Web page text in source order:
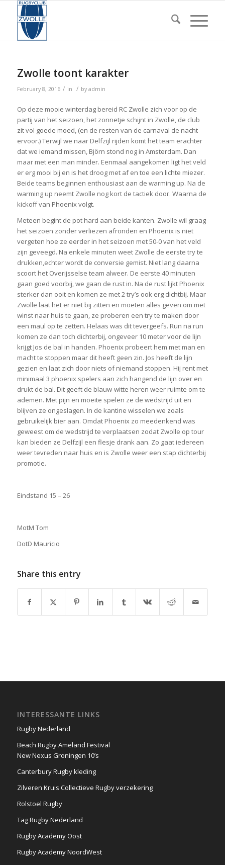
Zwolle toont karakter
February 8, 2016 / in / by admin
Op deze mooie winterdag bereid RC Zwolle zich voor op de
partij van het seizoen, het zonnetje schijnt in Zwolle, de club
zit vol goede moed, (en de resten van de carnaval de nacht
ervoor.) Terwijl we naar Delfzijl rijden komt het team erachter
dat we iemand missen, Björn stond nog in Amsterdam. Dan
maar met een man minder. Eenmaal aangekomen ligt het veld
er erg mooi bij en is het droog met af en toe een lichte miezer.
Beide teams beginnen enthousiast aan de warming up. Na de
warming up neemt Zwolle nog kort de tactiek door. Waarna de
kickoff van Phoenix volgt.
Meteen begint de pot hard aan beide kanten. Zwolle wil graag
het seizoen zonder verliezen afronden en Phoenix is niet
vergeten hoe ze eerder in het seizoen met 50-0 van het veld
zijn geveegd. Na enkele minuten weet Zwolle de eerste try te
drukken,echter wordt de conversie gemist. Niet lang daarna
scoort het Overijsselse team alweer. De eerste 40 minuten
gaan goed voorbij, we gaan de rust in. Na de rust lijkt Phoenix
sterker dan ooit en komen ze met 2 try’s ook erg dichtbij. Maar
Zwolle laat het er niet bij zitten en moeten alles geven om met
winst naar huis te gaan, ze proberen een try te maken door
een maul op te zetten. Helaas was dit tevergeefs. Run na run
komen ze dan toch dichterbij, ongeveer 10 meter voor de lijn
krijgt Jos de bal in handen. Phoenix probeert hem met man en
macht te stoppen maar dit heeft geen zin. Jos heeft de lijn
gezien en laat zich door niets of niemand stoppen. Hij rent met
minimaal 3 phoenix spelers aan zich hangend de lijn over en
drukt de bal. Dit geeft de blauw-witte heren weer ruimte om te
ademen. Met pijn en moeite spelen ze de wedstrijd uit en
blijven ze ongeslagen. In de kantine wisselen we zoals
gebruikelijk bier aan. Omdat Phoenix zo meedenkend was
geweest om de wedstrijd te verplaatsen zodat Zwolle op tour
kan bieden ze Delfzijl een flesje drank aan. Zo gaat iedereen
weer tevreden naar huis en is Zwolle weer een stap dichterbij
promotie.
Eindstand 15 – 26
MotM Tom
DotD Mauricio
Share this entry
INTERESSANTE LINKS
Rugby Nederland
Beach Rugby Ameland Festival
New Nexus Groningen 10’s
Canterbury Rugby kleding
Zilveren Kruis Collectieve Rugby verzekering
Rolstoel Rugby
Tag Rugby Nederland
Rugby Academy Oost
Rugby Academy NoordWest